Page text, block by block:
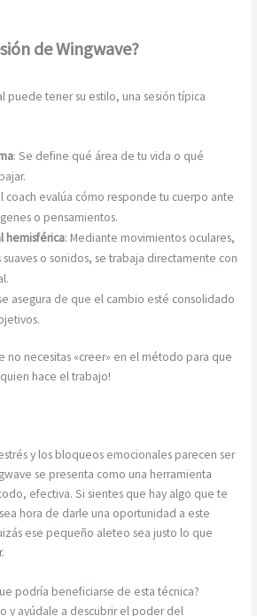
de Wingwave?
puede tener su estilo, una sesión típica
: Se define qué área de tu vida o qué
coach evalúa cómo responde tu cuerpo ante
o pensamientos.
hemisférica: Mediante movimientos oculares,
o sonidos, se trabaja directamente con
asegura de que el cambio esté consolidado
no necesitas «creer» en el método para que
hace el trabajo!
y los bloqueos emocionales parecen ser
se presenta como una herramienta
efectiva. Si sientes que hay algo que te
hora de darle una oportunidad a este
ese pequeño aleteo sea justo lo que
podría beneficiarse de esta técnica?
y ayúdale a descubrir el poder del